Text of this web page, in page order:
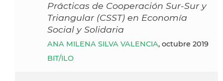
Prácticas de Cooperación Sur-Sur y
Triangular (CSST) en Economía
Social y Solidaria
ANA MILENA SILVA VALENCIA, octubre 2019
BIT/ILO